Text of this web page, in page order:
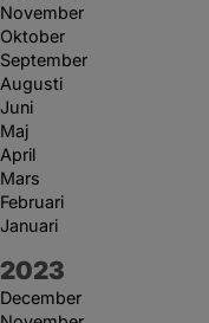
November
Oktober
September
Augusti
Juni
Maj
April
Mars
Februari
Januari
År:
2023
December